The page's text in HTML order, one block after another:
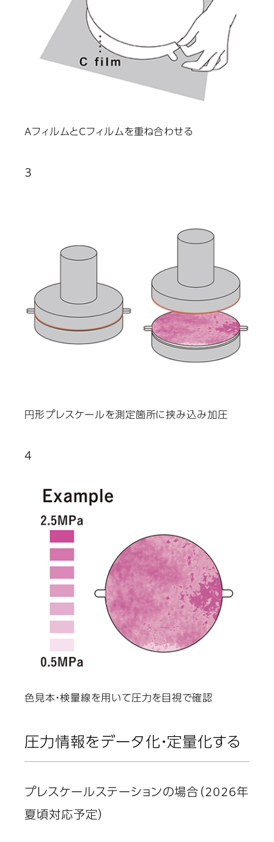
AフィルムとCフィルムを重ね合わせる
3
円形プレスケールを測定箇所に挟み込み加圧
4
色見本・検量線を用いて圧力を目視で確認
圧力情報をデータ化・定量化する
プレスケールステーションの場合（2026年
夏頃対応予定）